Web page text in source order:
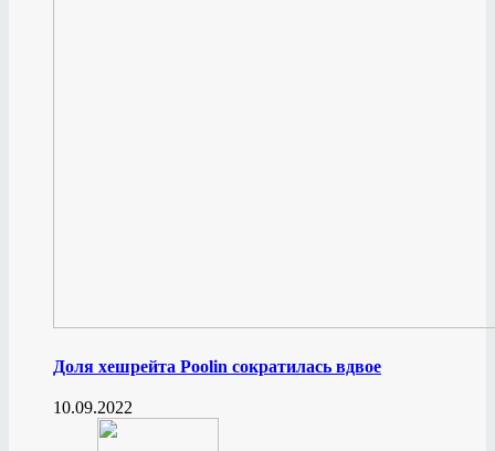
Доля хешрейта Poolin сократилась вдвое
10.09.2022